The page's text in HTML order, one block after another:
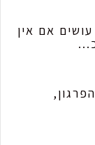
אם אין